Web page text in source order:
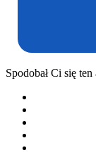
Spodobał Ci się